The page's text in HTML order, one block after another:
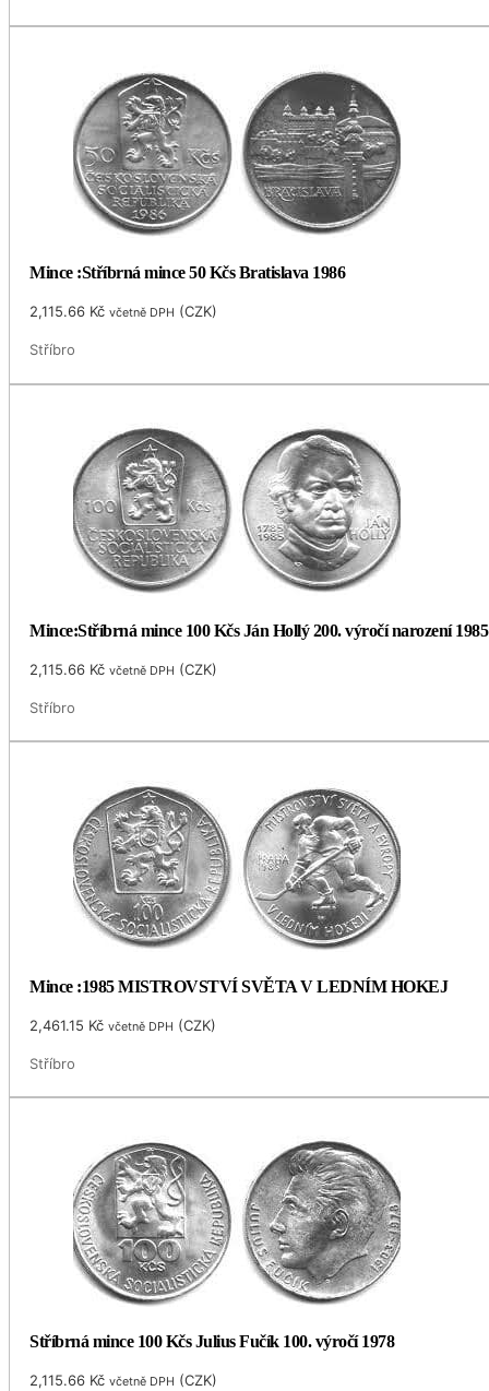
Mince :Stříbrná mince 50 Kčs Bratislava 1986
2,115.66 Kč včetně DPH (CZK)
Stříbro
Mince:Stříbrná mince 100 Kčs Ján Hollý 200. výročí narození 1985
2,115.66 Kč včetně DPH (CZK)
Stříbro
Mince :1985 MISTROVSTVÍ SVĚTA V LEDNÍM HOKEJ
2,461.15 Kč včetně DPH (CZK)
Stříbro
Stříbrná mince 100 Kčs Julius Fučík 100. výročí 1978
2,115.66 Kč včetně DPH (CZK)